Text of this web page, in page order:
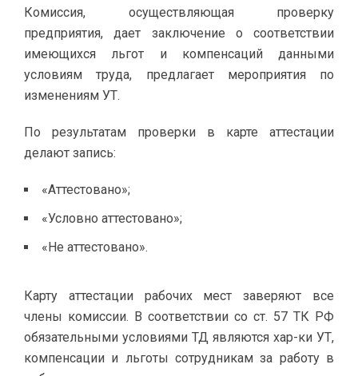
Комиссия, осуществляющая проверку
предприятия, дает заключение о соответствии
имеющихся льгот и компенсаций данными
условиям труда, предлагает мероприятия по
изменениям УТ.
По результатам проверки в карте аттестации
делают запись:
«Аттестовано»;
«Условно аттестовано»;
«Не аттестовано».
Карту аттестации рабочих мест заверяют все
члены комиссии. В соответствии со ст. 57 ТК РФ
обязательными условиями ТД являются хар-ки УТ,
компенсации и льготы сотрудникам за работу в